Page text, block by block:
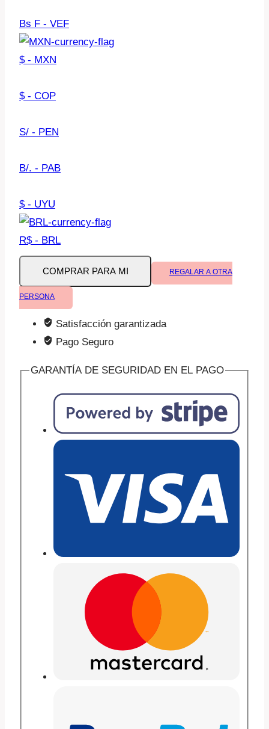
Bs F - VEF
$ - MXN
$ - COP
S/ - PEN
B/. - PAB
$ - UYU
R$ - BRL
Autonomía
movimiento
(0-
cantidad
COMPRAR PARA MI REGALAR A OTRA
PERSONA
Satisfacción garantizada
Pago Seguro
GARANTÍA DE SEGURIDAD EN EL PAGO